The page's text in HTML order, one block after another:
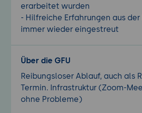
erarbeitet wurden
- Hilfreiche Erfahrungen aus der
immer wieder eingestreut
Über die GFU
Reibungsloser Ablauf, auch als
Termin. Infrastruktur (Zoom-
ohne Probleme)